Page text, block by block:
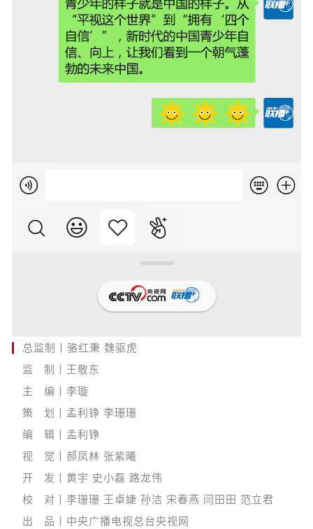
总监制丨骆红秉 魏驱虎
监 制丨王敬东
主 编丨李璇
策 划丨孟利铮 李珊珊
编 辑丨孟利铮
视 觉丨郝凤林 张紫曦
开 发丨黄宇 史小磊 路龙伟
校 对丨李珊珊 王卓婕 孙洁 宋春燕 闫田田 范立君
出 品丨中央广播电视总台央视网